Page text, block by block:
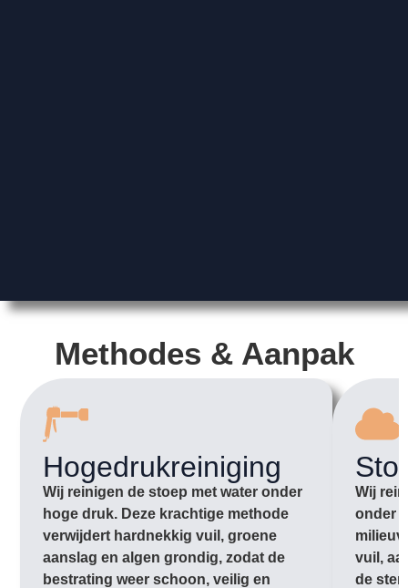
Methodes & Aanpak
Hogedrukreiniging
Wij reinigen de stoep met water onder
hoge druk. Deze krachtige methode
verwijdert hardnekkig vuil, groene
aanslag en algen grondig, zodat de
bestrating weer schoon, veilig en
Wij
onder
vuil,
de